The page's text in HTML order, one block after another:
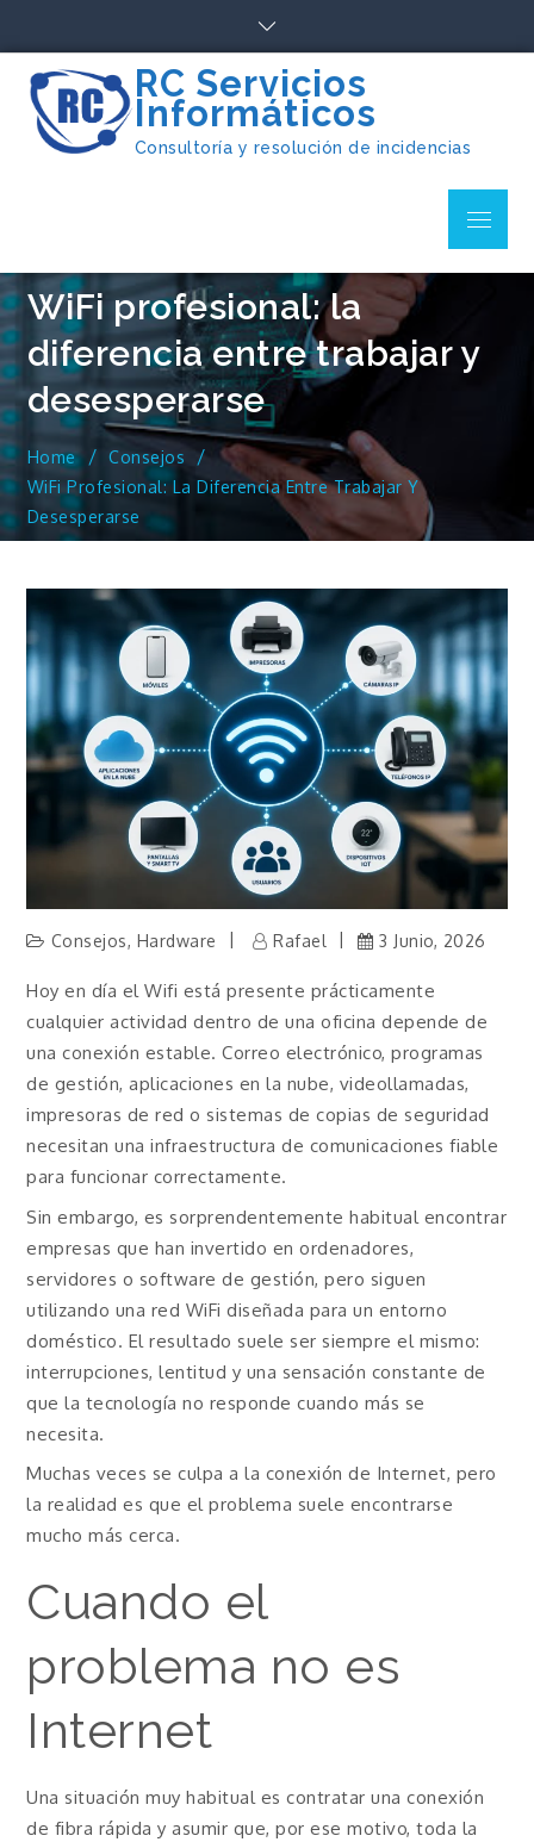
content
RC Servicios
Informáticos
Consultoría y resolución de incidencias
Menu
WiFi profesional: la
diferencia entre trabajar y
desesperarse
Home
Consejos
WiFi Profesional: La Diferencia Entre Trabajar Y
Desesperarse
Consejos, Hardware Rafael 3 Junio, 2026
Hoy en día el Wifi está presente prácticamente
cualquier actividad dentro de una oficina depende de
una conexión estable. Correo electrónico, programas
de gestión, aplicaciones en la nube, videollamadas,
impresoras de red o sistemas de copias de seguridad
necesitan una infraestructura de comunicaciones fiable
para funcionar correctamente.
Sin embargo, es sorprendentemente habitual encontrar
empresas que han invertido en ordenadores,
servidores o software de gestión, pero siguen
utilizando una red WiFi diseñada para un entorno
doméstico. El resultado suele ser siempre el mismo:
interrupciones, lentitud y una sensación constante de
que la tecnología no responde cuando más se
necesita.
Muchas veces se culpa a la conexión de Internet, pero
la realidad es que el problema suele encontrarse
mucho más cerca.
Cuando el
problema no es
Internet
Una situación muy habitual es contratar una conexión
de fibra rápida y asumir que, por ese motivo, toda la